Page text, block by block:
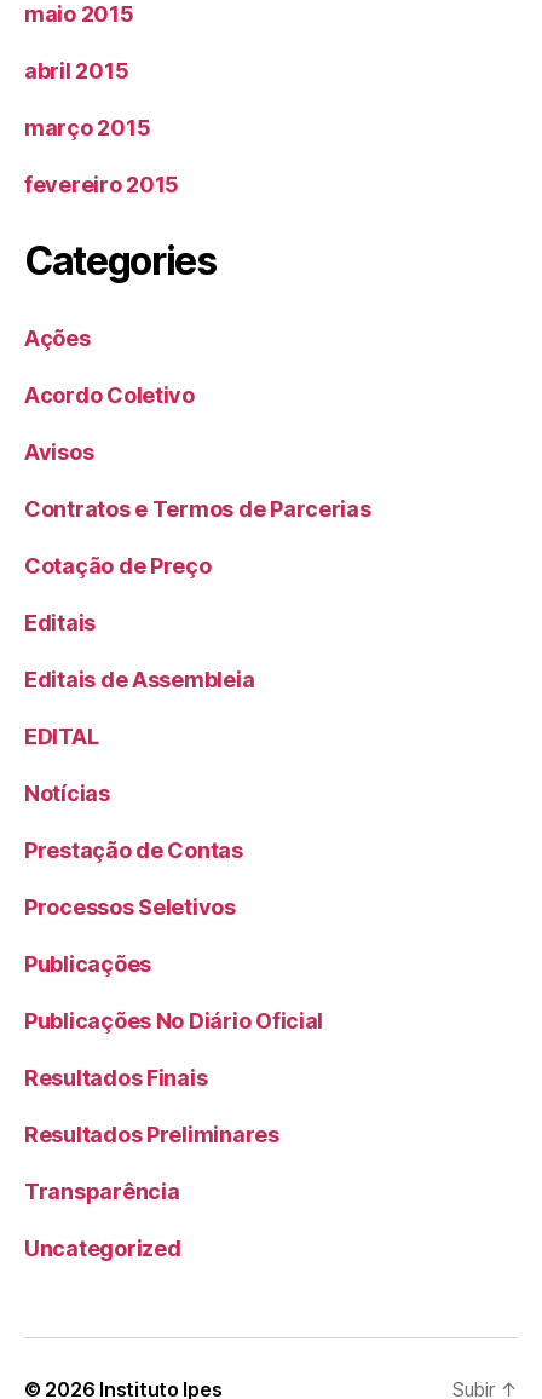
maio 2015
abril 2015
março 2015
fevereiro 2015
Categories
Ações
Acordo Coletivo
Avisos
Contratos e Termos de Parcerias
Cotação de Preço
Editais
Editais de Assembleia
EDITAL
Notícias
Prestação de Contas
Processos Seletivos
Publicações
Publicações No Diário Oficial
Resultados Finais
Resultados Preliminares
Transparência
Uncategorized
© 2026 Instituto Ipes Subir ↑